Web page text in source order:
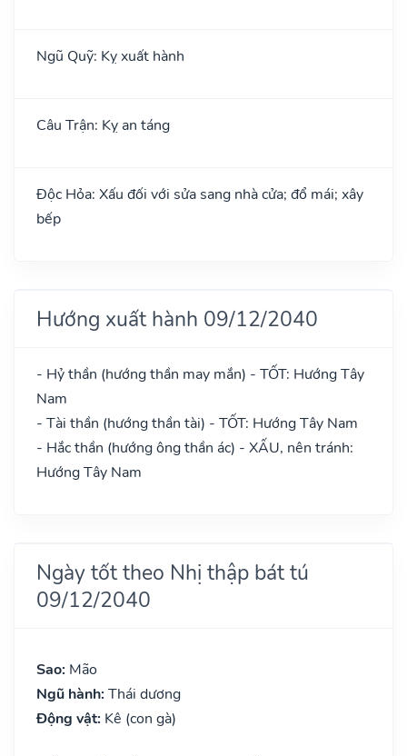
Ngũ Quỹ: Kỵ xuất hành
Câu Trận: Kỵ an táng
Độc Hỏa: Xấu đối với sửa sang nhà cửa; đổ mái; xây
bếp
Hướng xuất hành 09/12/2040
- Hỷ thần (hướng thần may mắn) - TỐT: Hướng Tây
Nam
- Tài thần (hướng thần tài) - TỐT: Hướng Tây Nam
- Hắc thần (hướng ông thần ác) - XẤU, nên tránh:
Hướng Tây Nam
Ngày tốt theo Nhị thập bát tú
09/12/2040
Sao: Mão
Ngũ hành: Thái dương
Động vật: Kê (con gà)